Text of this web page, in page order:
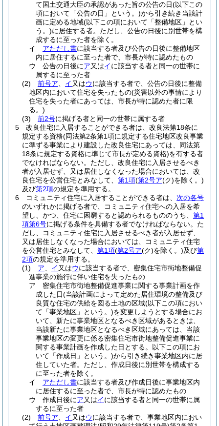
て国土交通大臣の承認があった旨の公告の日(以下この
項において「公告の日」という。)から引き続き当該計
画に定める地域(以下この項において「整備地区」とい
う。)に居住する者。 ただし、公告の日後に別世帯を構
成するに至った者を除く。
イ
アただし書に該当する者及び公告の日後に整備地区
内に居住するに至った者で、市長が特に認めたもの
ウ
公告の日後にア又はイに該当する者と同一の世帯に
属するに至った者
(2)
前号ア イ 又はウに該当する者で、公告の日後に整備
地区内において住宅を失ったもの(災害以外の事情により
住宅を失った者にあっては、市長が特に認めた者に限
る。)
(3)
前2号に掲げる者と同一の世帯に属する者
5
改良住宅に入居することができる者は、改良法第18条に
規定する資格(同法第2条第1項に規定する住宅地区改良事業
に準ずる事業により建設した改良住宅にあっては、同法第
18条に規定する資格に準じて市長が定める資格)を有する者
でなければならない。 ただし、改良住宅に入居させるべき
者が入居せず、又は居住しなくなった場合においては、改
良住宅を公営住宅とみなして、 第1項(第2号ア(ク)を除く。)
及び第2項の規定を準用する。
6
コミュニティ住宅に入居することができる者は、 次の各号
のいずれかに掲げる者で、コミュニティ住宅への入居を希
望し、かつ、住宅に困窮すると認められるもののうち、 第1
項第6号に掲げる条件を具備する者でなければならない。 た
だし、コミュニティ住宅に入居させるべき者が入居せず、
又は居住しなくなった場合においては、コミュニティ住宅
を公営住宅とみなして、 第1項(第2号ア(ク)を除く。)及び第
2項の規定を準用する。
(1)
ア イ 又はウに該当する者で、密集住宅市街地整備促
進事業の施行に伴い住宅を失ったもの
ア
密集住宅市街地整備促進事業に関する事業計画を作
成した日(当該計画によって定めた居住環境の整備及び
良質な住宅の供給を図る土地の区域(以下この項におい
て「事業地区」という。)を変更しようとする場合にお
いて、新たに事業地区となるべき区域があるときは、
当該新たに事業地区となるべき区域にあっては、当該
事業地区の変更に係る密集住宅市街地整備促進事業に
関する事業計画を作成した日とする。以下この項にお
いて「作成日」という。)から引き続き事業地区内に居
住していた者。 ただし、作成日後に別世帯を構成する
に至った者を除く。
イ
アただし書に該当する者及び作成日後に事業地区内
に居住するに至った者で、市長が特に認めたもの
ウ
作成日後にア又はイに該当する者と同一の世帯に属
するに至った者
(2)
前号ア イ 又はウに該当する者で、事業地区内におい